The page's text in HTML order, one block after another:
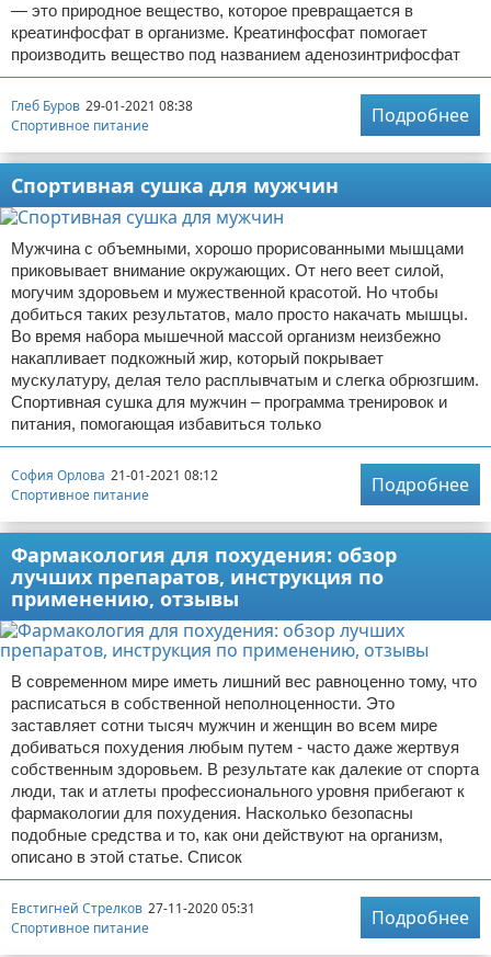
— это природное вещество, которое превращается в
креатинфосфат в организме. Креатинфосфат помогает
производить вещество под названием аденозинтрифосфат
Глеб Буров 29-01-2021 08:38
Спортивное питание
Подробнее
Спортивная сушка для мужчин
Мужчина с объемными, хорошо прорисованными мышцами
приковывает внимание окружающих. От него веет силой,
могучим здоровьем и мужественной красотой. Но чтобы
добиться таких результатов, мало просто накачать мышцы.
Во время набора мышечной массой организм неизбежно
накапливает подкожный жир, который покрывает
мускулатуру, делая тело расплывчатым и слегка обрюзгшим.
Спортивная сушка для мужчин – программа тренировок и
питания, помогающая избавиться только
София Орлова 21-01-2021 08:12
Спортивное питание
Подробнее
Фармакология для похудения: обзор
лучших препаратов, инструкция по
применению, отзывы
В современном мире иметь лишний вес равноценно тому, что
расписаться в собственной неполноценности. Это
заставляет сотни тысяч мужчин и женщин во всем мире
добиваться похудения любым путем - часто даже жертвуя
собственным здоровьем. В результате как далекие от спорта
люди, так и атлеты профессионального уровня прибегают к
фармакологии для похудения. Насколько безопасны
подобные средства и то, как они действуют на организм,
описано в этой статье. Список
Евстигней Стрелков 27-11-2020 05:31
Спортивное питание
Подробнее